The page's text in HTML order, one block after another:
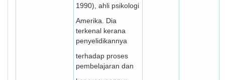
1990), ahli psikologi
Amerika. Dia
terkenal kerana
penyelidikannya
terhadap proses
pembelajaran dan